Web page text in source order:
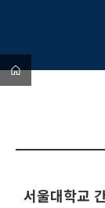
서울대학교